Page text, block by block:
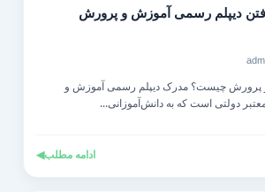
دیپلم رسمی آموزش و پرورش
چیست؟ مدرک دیپلم رسمی آموزش و
دولتی است که به دانش‌آموزانی...
ادامه مطلب◀